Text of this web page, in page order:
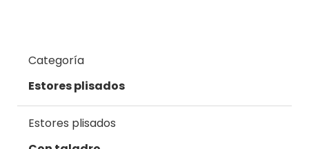
Categoría
Estores plisados
Estores plisados